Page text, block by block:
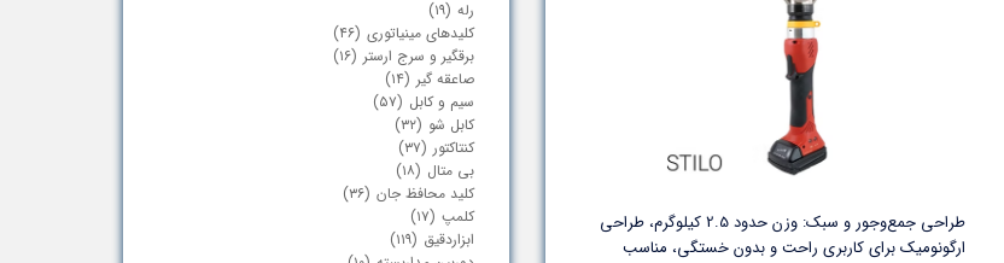
کابلشو و بست چنگالی
چراغ پارکی سنگی
پرنده پران
خار ضد صعود
برقگیر، سرج ارستر و صاعقه گیر
کابلشو
طراحی جمع‌وجور و سبک: وزن حدود 2.5 کیلوگرم، طراحی
ارگونومیک برای کاربری راحت و بدون خستگی، مناسب
رله (۱۹)
کلیدهای مینیاتوری (۴۶)
برقگیر و سرج ارستر (۱۶)
صاعقه گیر (۱۴)
سیم و کابل (۵۷)
کابل شو (۳۲)
کنتاکتور (۳۷)
بی متال (۱۸)
کلید محافظ جان (۳۶)
کلمپ (۱۷)
ابزاردقیق (۱۱۹)